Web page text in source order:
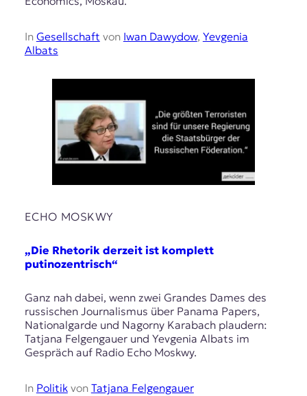
In Gesellschaft von Iwan Dawydow, Yevgenia
Albats
ECHO MOSKWY
„Die Rhetorik derzeit ist komplett
putinozentrisch“
Ganz nah dabei, wenn zwei Grandes Dames des
russischen Journalismus über Panama Papers,
Nationalgarde und Nagorny Karabach plaudern:
Tatjana Felgengauer und Yevgenia Albats im
Gespräch auf Radio Echo Moskwy.
In Politikvon Tatjana Felgengauer